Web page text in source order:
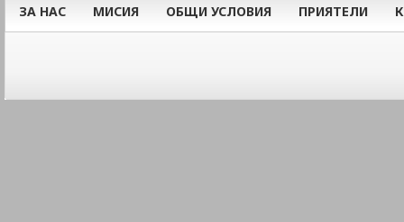
ЗА НАС МИСИЯ ОБЩИ УСЛОВИЯ ПРИЯТЕЛИ